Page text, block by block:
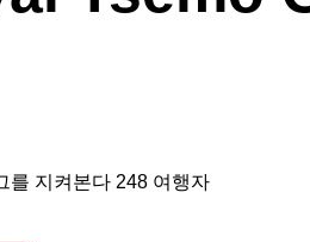
를 지켜본다 248 여행자